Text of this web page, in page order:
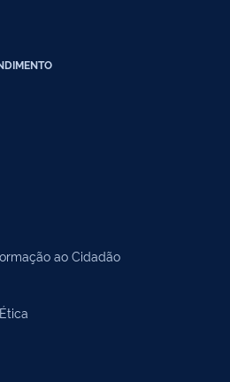
ao Cidadão